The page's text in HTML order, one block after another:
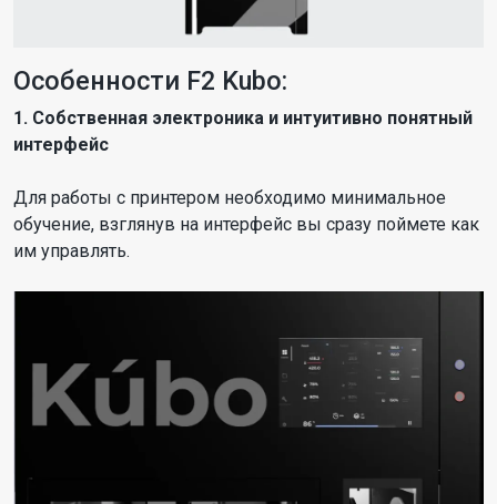
Особенности F2 Kubo:
1. Собственная электроника и интуитивно понятный
интерфейс
Для работы с принтером необходимо минимальное
обучение, взглянув на интерфейс вы сразу поймете как
им управлять.